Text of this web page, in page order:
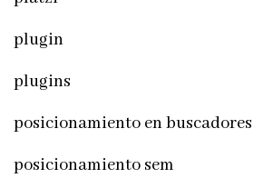
plugin
plugins
posicionamiento en buscadores
posicionamiento sem